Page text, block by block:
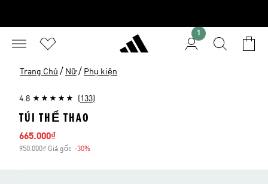
1
Trang Chủ / Nữ / Phụ kiện
4.8 (133)
TÚI THỂ THAO
Giá bán
665.000₫
950.000₫ Giá gốc -30%